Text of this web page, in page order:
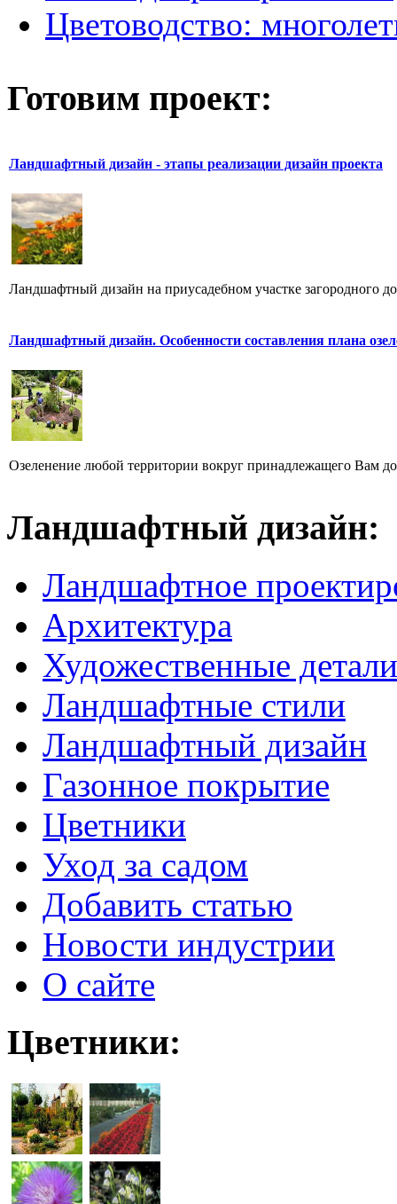
Цветоводство:
Готовим проект:
Ландшафтный дизайн - этапы реализации дизайн проекта
Ландшафтный дизайн на приусадебном участке загородного
Ландшафтный дизайн. Особенности составления плана
Озеленение любой территории вокруг принадлежащего Вам
Ландшафтный дизайн:
Ландшафтное
Архитектура
Художественные детали
Ландшафтные стили
Ландшафтный дизайн
Газонное покрытие
Цветники
Уход за садом
Добавить статью
Новости индустрии
О сайте
Цветники: